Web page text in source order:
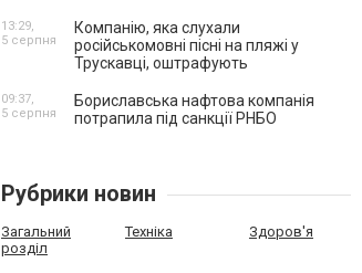
Компанію, яка слухали
російськомовні пісні на пляжі у
Трускавці, оштрафують
13:29,
5 серпня
Бориславська нафтова компанія
потрапила під санкції РНБО
09:37,
5 серпня
Рубрики новин
Загальний
розділ
Техніка Здоров'я